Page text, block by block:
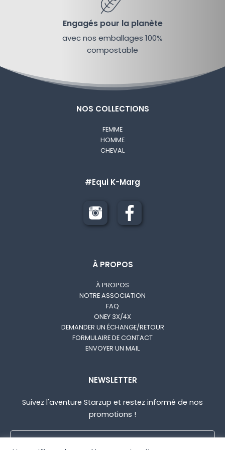
J'accepte que mes données soient utilisées pour que
Envoyer mon message
Engagés pour la planète
avec nos emballages 100%
compostable
NOS COLLECTIONS
FEMME
HOMME
CHEVAL
#Equi K-Marg
À PROPOS
À PROPOS
NOTRE ASSOCIATION
FAQ
ONEY 3X/4X
DEMANDER UN ÉCHANGE/RETOUR
FORMULAIRE DE CONTACT
ENVOYER UN MAIL
NEWSLETTER
Suivez l'aventure Starzup et restez informé de nos
promotions !